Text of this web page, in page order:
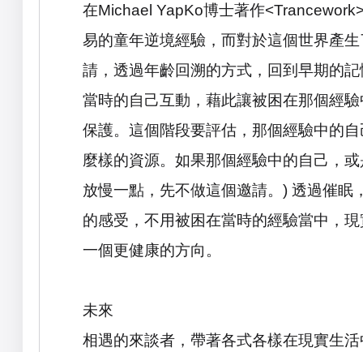
在Michael YapKo博士著作
易的童年逆境經驗，而對於這個世界產生
請，透過年齡回溯的方式，回到早期的
當時的自己互動，藉此讓被困在那個經
保護。這個階段要評估，那個經驗中的
麼樣的資源。如果那個經驗中的自己，
放慢一點，先不做這個邀請。 ) 透過催眠
的感受，不用被困在當時的經驗當中，
一個更健康的方向。
未來
相遇的來談者，帶著各式各樣在現實生